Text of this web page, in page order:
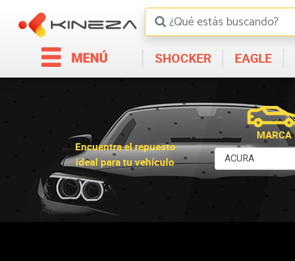
SHOCKER EAGLE
Encuentra el repuesto
ideal para tu vehículo
MARCA